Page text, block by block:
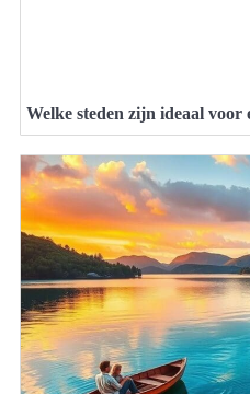
Welke steden zijn ideaal voor